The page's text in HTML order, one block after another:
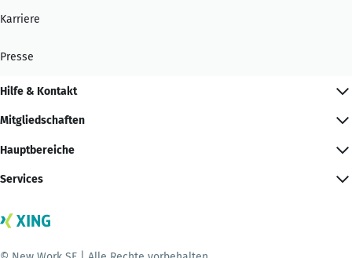
Karriere
Presse
Hilfe & Kontakt
Mitgliedschaften
Hauptbereiche
Services